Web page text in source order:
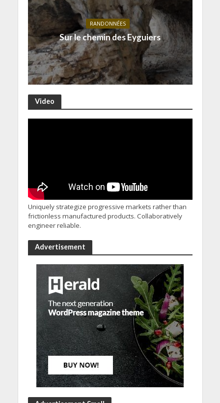
RANDONNÉES
Sur le chemin des Eyguiers
Video
Uniquely strategize progressive markets rather than
frictionless manufactured products. Collaboratively
engineer reliable.
Advertisement